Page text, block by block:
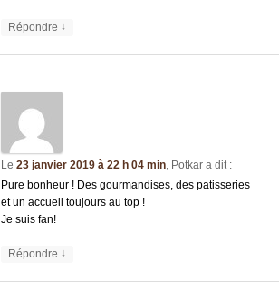
Répondre ↓
Le 23 janvier 2019 à 22 h 04 min, Potkar a dit :
Pure bonheur ! Des gourmandises, des patisseries
et un accueil toujours au top !
Je suis fan!
Répondre ↓